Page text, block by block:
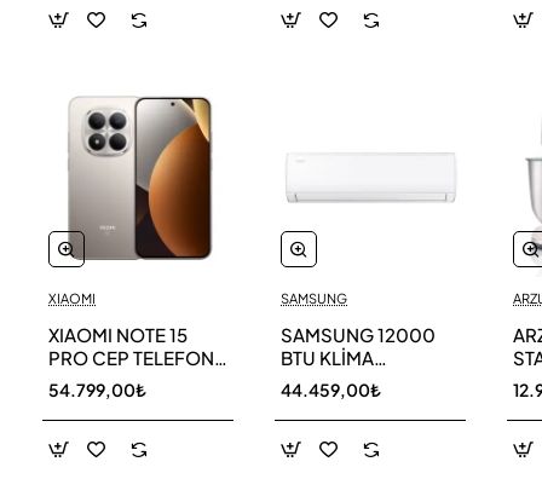
XIAOMI
XIAOMI NOTE 15
PRO CEP TELEFONU
256 GB
54.799,00₺
SAMSUNG
SAMSUNG 12000
BTU KLİMA
AR40F12C0AM SK
44.459,00₺